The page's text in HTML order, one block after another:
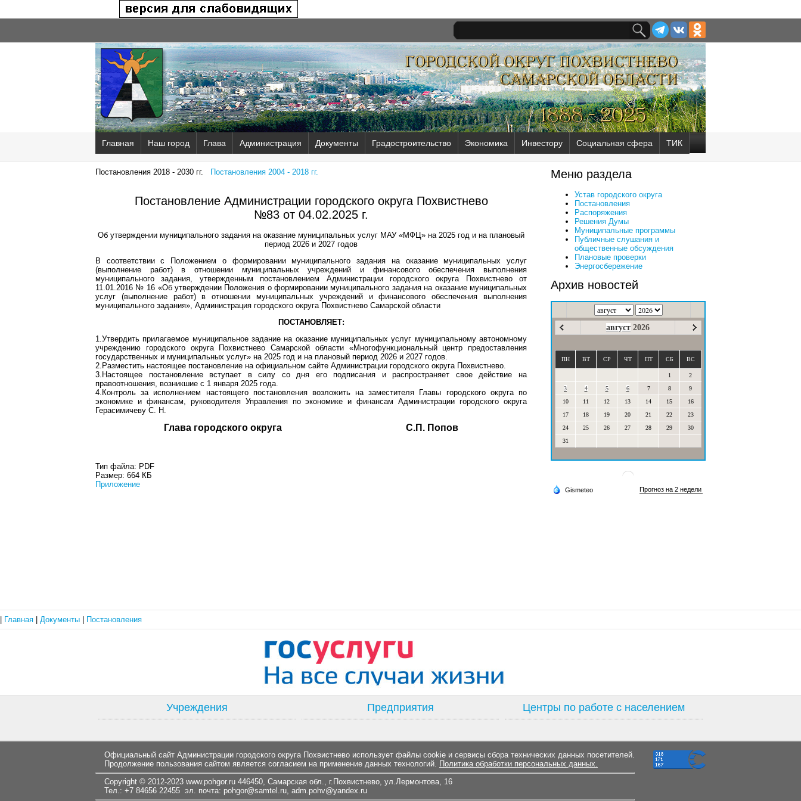
Главная Наш город Глава Администрация Документы Градостроительство Экономика Инвестору Социальная сфера ТИК
Постановления 2018 - 2030 гг. Постановления 2004 - 2018 гг.
Постановление Администрации городского округа Похвистнево
№83 от 04.02.2025 г.
Об утверждении муниципального задания на оказание муниципальных услуг МАУ «МФЦ» на 2025 год и на плановый
период 2026 и 2027 годов
В соответствии с Положением о формировании муниципального задания на оказание муниципальных услуг
(выполнение работ) в отношении муниципальных учреждений и финансового обеспечения выполнения
муниципального задания, утвержденным постановлением Администрации городского округа Похвистнево от
11.01.2016 № 16 «Об утверждении Положения о формировании муниципального задания на оказание муниципальных
услуг (выполнение работ) в отношении муниципальных учреждений и финансового обеспечения выполнения
муниципального задания», Администрация городского округа Похвистнево Самарской области
ПОСТАНОВЛЯЕТ:
1.Утвердить прилагаемое муниципальное задание на оказание муниципальных услуг муниципальному автономному
учреждению городского округа Похвистнево Самарской области «Многофункциональный центр предоставления
государственных и муниципальных услуг» на 2025 год и на плановый период 2026 и 2027 годов.
2.Разместить настоящее постановление на официальном сайте Администрации городского округа Похвистнево.
3.Настоящее постановление вступает в силу со дня его подписания и распространяет свое действие на
правоотношения, возникшие с 1 января 2025 года.
4.Контроль за исполнением настоящего постановления возложить на заместителя Главы городского округа по
экономике и финансам, руководителя Управления по экономике и финансам Администрации городского округа
Герасимичеву С. Н.
Глава городского округа С.П. Попов
Тип файла: PDF
Размер: 664 КБ
Приложение
Меню раздела
Устав городского округа
Постановления
Распоряжения
Решения Думы
Муниципальные программы
Публичные слушания и
общественные обсуждения
Плановые проверки
Энергосбережение
Архив новостей
август 2026
ПН ВТ СР ЧТ ПТ СБ ВС
1
2
3
4 5 6 7 8
9
10
11 12 13 14 15
16
17
18 19 20 21 22
23
24
25 26 27 28 29
30
31
Главная Документы Постановления
Учреждения Предприятия Центры по работе с населением
Официальный сайт Администрации городского округа Похвистнево использует файлы cookie и сервисы сбора технических данных посетителей.
Продолжение пользования сайтом является согласием на применение данных технологий. Политика обработки персональных данных.
Copyright © 2012-2023 www.pohgor.ru 446450, Самарская обл., г.Похвистнево, ул.Лермонтова, 16
Тел.: +7 84656 22455 эл. почта: pohgor@samtel.ru, adm.pohv@yandex.ru